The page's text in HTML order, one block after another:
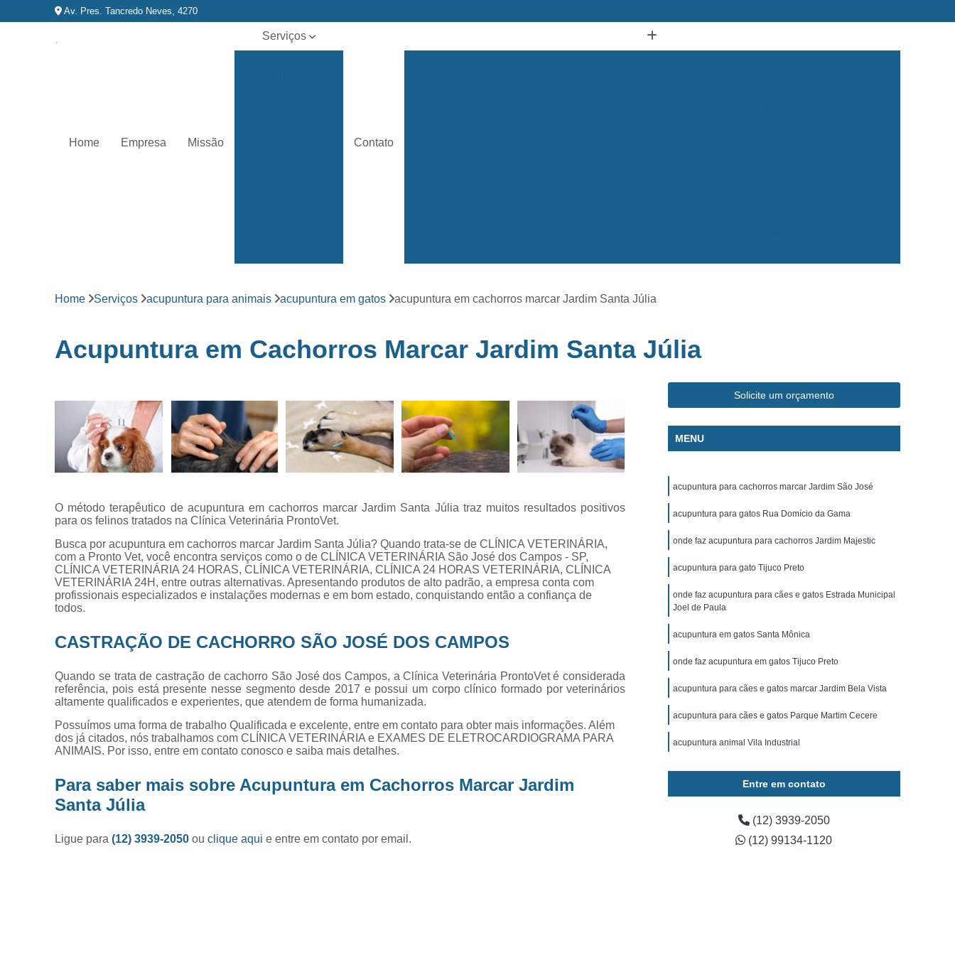
Av. Pres. Tancredo Neves, 4270
Home Empresa Missão
Serviços
Fisioterapia para
para animais
Vacina para
animais
Veterinários 24
horas
Contato
Clínica Veterinária Mais Próxima
Clínica Veterinária para Cães e Gatos
Clínica Veterinária Popular Caçapava
Clínica Veterinária Popular São José dos Campos
Exame de Eletrocardiograma em Animais
Exame de Eletrocardiograma em Cachorro
Exame de Eletrocardiograma em Cães
Exame de Eletrocardiograma em Gatos
Exame de Eletrocardiograma para Animais
Exame de Eletrocardiograma para Cachorro
Exame de Eletrocardiograma para Cachorro Caçapava
Exame de Eletrocardiograma para Cachorro São José dos Campos
Exame de Eletrocardiograma para Cachorros e Gatos
Exame de Eletrocardiograma para Gato
Exame de Eletrocardiograma para Gatos
Exame de Raio X do Tórax para Cachorro
Exame de Raio X para Animais
Exame de Raio X para Cachorro
Exame de Raio X para Gatos
Exame de Ultrassom Abdominal para Cachorro
Exame de Ultrassom Abdominal para Cachorro Caçapava
Exame de Ultrassom Abdominal para Cachorro São José dos Campos
Exame de Ultrassom de Gato
Exame de Ultrassom para Cachorro
Exame Bioquímico em Cães
Exames Laboratoriais em Animais
Exames Laboratoriais para Animais
Exames Laboratoriais para Gatos
Exames Laboratoriais para Pets
Laboratório para Animais
Home Serviços acupuntura para animais acupuntura em gatos acupuntura em cachorros marcar Jardim Santa Júlia
Acupuntura em Cachorros Marcar Jardim Santa Júlia
O método terapêutico de acupuntura em cachorros marcar Jardim Santa Júlia traz muitos resultados positivos
para os felinos tratados na Clínica Veterinária ProntoVet.
Busca por acupuntura em cachorros marcar Jardim Santa Júlia? Quando trata-se de CLÍNICA VETERINÁRIA,
com a Pronto Vet, você encontra serviços como o de CLÍNICA VETERINÁRIA São José dos Campos - SP,
CLÍNICA VETERINÁRIA 24 HORAS, CLÍNICA VETERINÁRIA, CLÍNICA 24 HORAS VETERINÁRIA, CLÍNICA
VETERINÁRIA 24H, entre outras alternativas. Apresentando produtos de alto padrão, a empresa conta com
profissionais especializados e instalações modernas e em bom estado, conquistando então a confiança de
todos.
CASTRAÇÃO DE CACHORRO SÃO JOSÉ DOS CAMPOS
Quando se trata de castração de cachorro São José dos Campos, a Clínica Veterinária ProntoVet é considerada
referência, pois está presente nesse segmento desde 2017 e possui um corpo clínico formado por veterinários
altamente qualificados e experientes, que atendem de forma humanizada.
Possuímos uma forma de trabalho Qualificada e excelente, entre em contato para obter mais informações. Além
dos já citados, nós trabalhamos com CLÍNICA VETERINÁRIA e EXAMES DE ELETROCARDIOGRAMA PARA
ANIMAIS. Por isso, entre em contato conosco e saiba mais detalhes.
Para saber mais sobre Acupuntura em Cachorros Marcar Jardim
Santa Júlia
Ligue para(12) 3939-2050ouclique aqui e entre em contato por email.
Solicite um orçamento
MENU
acupuntura para cachorros marcar Jardim São José
acupuntura para gatos Rua Domício da Gama
onde faz acupuntura para cachorros Jardim Majestic
acupuntura para gato Tijuco Preto
onde faz acupuntura para cães e gatos Estrada Municipal
Joel de Paula
acupuntura em gatos Santa Mônica
onde faz acupuntura em gatos Tijuco Preto
acupuntura para cães e gatos marcar Jardim Bela Vista
acupuntura para cães e gatos Parque Martim Cecere
acupuntura animal Vila Industrial
Entre em contato
(12) 3939-2050
(12) 99134-1120